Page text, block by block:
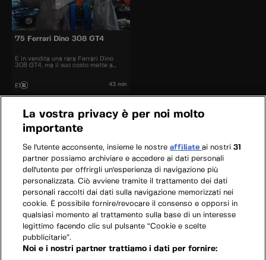
'75 Ferrari Dino 308 GT4
È in vendita una rara Ferrari Dino
308 GT4, ma il suo costo mette a
E1 43 min
La vostra privacy è per noi molto
importante
Se l'utente acconsente, insieme le nostreaffiliateai nostri31
partner possiamo archiviare e accedere ai dati personali
dell'utente per offrirgli un'esperienza di navigazione più
personalizzata. Ciò avviene tramite il trattamento dei dati
personali raccolti dai dati sulla navigazione memorizzati nei
cookie. È possibile fornire/revocare il consenso e opporsi in
qualsiasi momento al trattamento sulla base di un interesse
legittimo facendo clic sul pulsante “Cookie e scelte
pubblicitarie”.
Noi e i nostri partner trattiamo i dati per fornire: